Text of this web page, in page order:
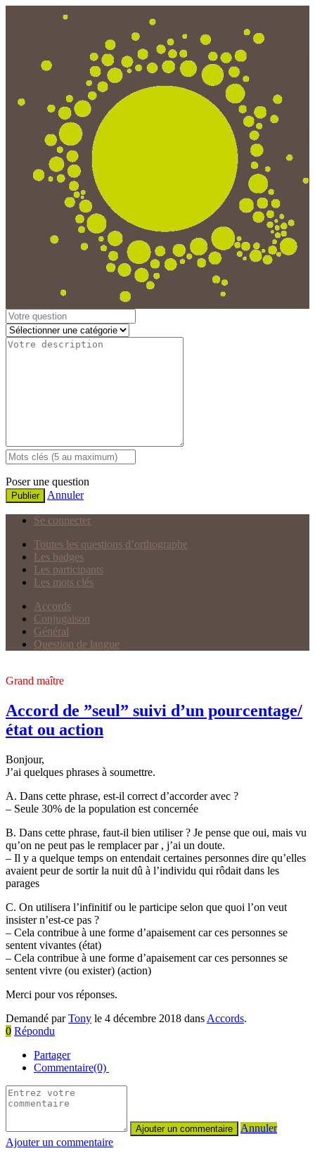
Poser une question
Publier Annuler
Se connecter
Toutes les questions d’orthographe
Les badges
Les participants
Les mots clés
Accords
Conjugaison
Général
Question de langue
Grand maître
Accord de ”seul” suivi d’un pourcentage/
état ou action
Bonjour,
J’ai quelques phrases à soumettre.
A. Dans cette phrase, est-il correct d’accorder avec ?
– Seule 30% de la population est concernée
B. Dans cette phrase, faut-il bien utiliser ? Je pense que oui, mais vu
qu’on ne peut pas le remplacer par , j’ai un doute.
– Il y a quelque temps on entendait certaines personnes dire qu’elles
avaient peur de sortir la nuit dû à l’individu qui rôdait dans les
parages
C. On utilisera l’infinitif ou le participe selon que quoi l’on veut
insister n’est-ce pas ?
– Cela contribue à une forme d’apaisement car ces personnes se
sentent vivantes (état)
– Cela contribue à une forme d’apaisement car ces personnes se
sentent vivre (ou exister) (action)
Merci pour vos réponses.
Demandé parTony le 4 décembre 2018 dans Accords.
0 Répondu
Partager
Commentaire(0)
Annuler
Ajouter un commentaire